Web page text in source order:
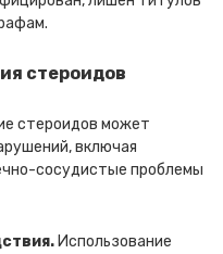
стероидов
стероидов может
включая
сосудистые проблемы
Использование